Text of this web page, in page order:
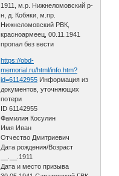
1911, м.р. Нижнеломовский р-
н, д. Кобяки, м.пр.
Нижнеломовский РВК,
красноармеец, 00.11.1941
пропал без вести
https://obd-
memorial.ru/html/info.htm?
id=61142955 Информация из
документов, уточняющих
потери
ID 61142955
Фамилия Косулин
Имя Иван
Отчество Дмитриевич
Дата рождения/Возраст
__.__.1911
Дата и место призыва